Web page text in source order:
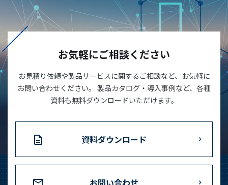
お気軽にご相談ください
お見積り依頼や製品サービスに関するご相談など、お気軽に
お問い合わせください。 製品カタログ・導入事例など、各種
資料も無料ダウンロードいただけます。
資料ダウンロード